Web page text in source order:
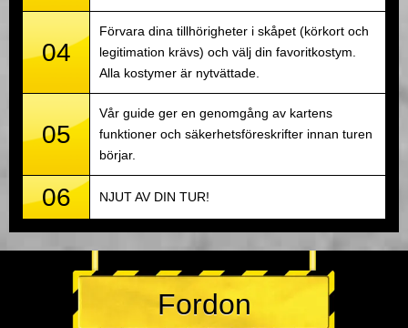
04
Förvara dina tillhörigheter i skåpet (körkort och
legitimation krävs) och välj din favoritkostym.
Alla kostymer är nytvättade.
05
Vår guide ger en genomgång av kartens
funktioner och säkerhetsföreskrifter innan turen
börjar.
06 NJUT AV DIN TUR!
Fordon